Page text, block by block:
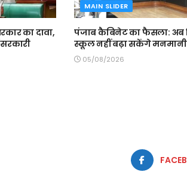
का दावा,
MAIN SLIDER
पंजाब कैबिनेट का फैसला: अब
स्कूल नहीं बढ़ा सकेंगे
05/08/2026